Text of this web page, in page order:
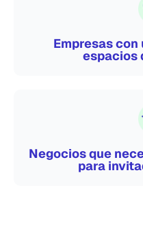
Empresas
espacios
Negocios que
para